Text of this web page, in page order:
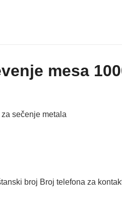
mesa
sečenje metala
broj Broj telefona za